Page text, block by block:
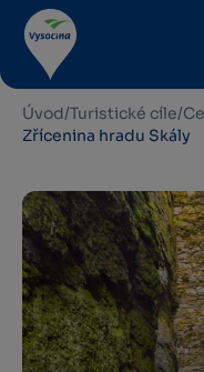
Úvod/Turistické cíle/
Zřícenina hradu Skály